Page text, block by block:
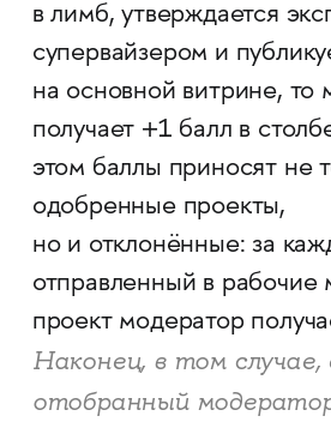
в лимб, утверждается
супервайзером и
на основной витрине, то
получает +1 балл в
этом баллы приносят не
одобренные проекты,
но и отклонённые: за
отправленный в рабочие
проект модератор
Наконец, в том случае,
отобранный